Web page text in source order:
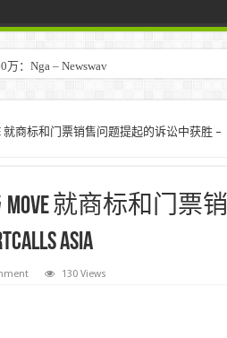
：Nga – Newswav
商标和门票销售问题提起的诉讼中获胜 –
就商标和门票销
Asia
130 Views